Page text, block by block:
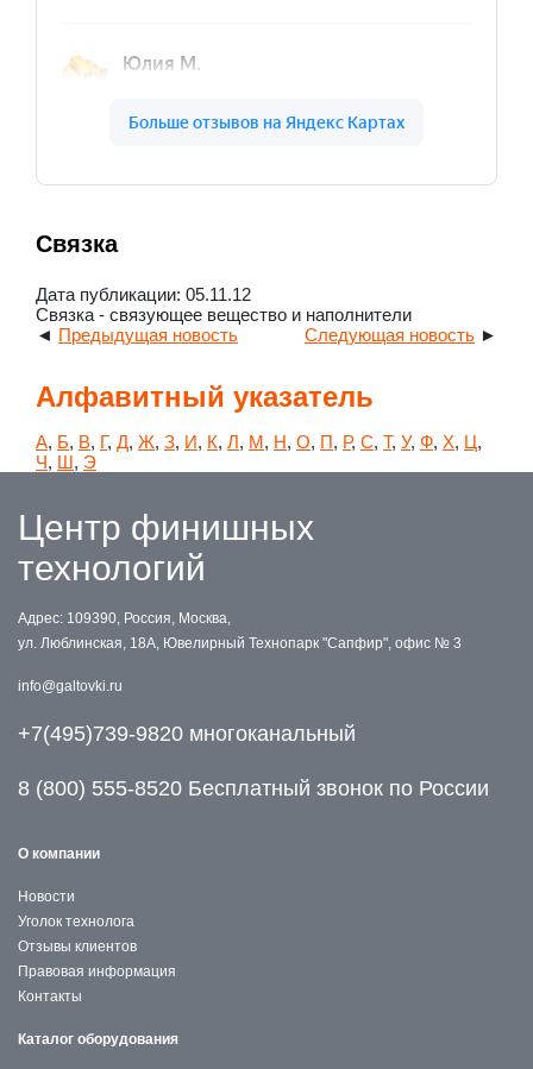
Связка
Дата публикации: 05.11.12
Связка - связующее вещество и наполнители
Следующая новость ►
◄ Предыдущая новость
Алфавитный указатель
А, Б, В, Г, Д, Ж, З, И, К, Л, М, Н, О, П, Р, С, Т, У, Ф, Х, Ц,
Ч, Ш, Э
Центр финишных
технологий
Адрес: 109390, Россия, Москва,
ул. Люблинская, 18А, Ювелирный Технопарк "Сапфир", офис № 3
info@galtovki.ru
+7(495)739-9820 многоканальный
8 (800) 555-8520 Бесплатный звонок по России
О компании
Новости
Уголок технолога
Отзывы клиентов
Правовая информация
Контакты
Каталог оборудования